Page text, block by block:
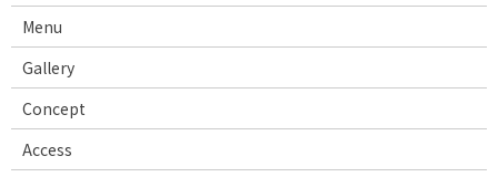
Menu
Gallery
Concept
Access